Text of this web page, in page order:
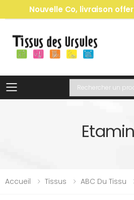
Nouvelle Co, livraison
Toggle mobile
Recherche
Accueil Tissus ABC Du Tissu